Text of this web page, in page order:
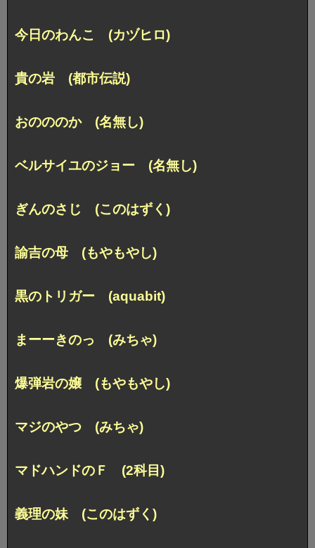
今日のわんこ (カヅヒロ)
貴の岩 (都市伝説)
おのののか (名無し)
ベルサイユのジョー (名無し)
ぎんのさじ (このはずく)
諭吉の母 (もやもやし)
黒のトリガー (aquabit)
まーーきのっ (みちゃ)
爆弾岩の嬢 (もやもやし)
マジのやつ (みちゃ)
マドハンドのＦ (2科目)
義理の妹 (このはずく)